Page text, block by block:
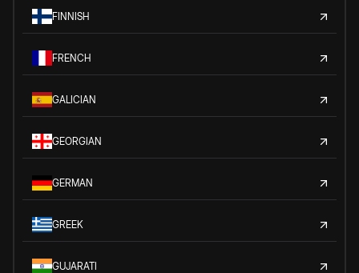
FINNISH
FRENCH
GALICIAN
GEORGIAN
GERMAN
GREEK
GUJARATI